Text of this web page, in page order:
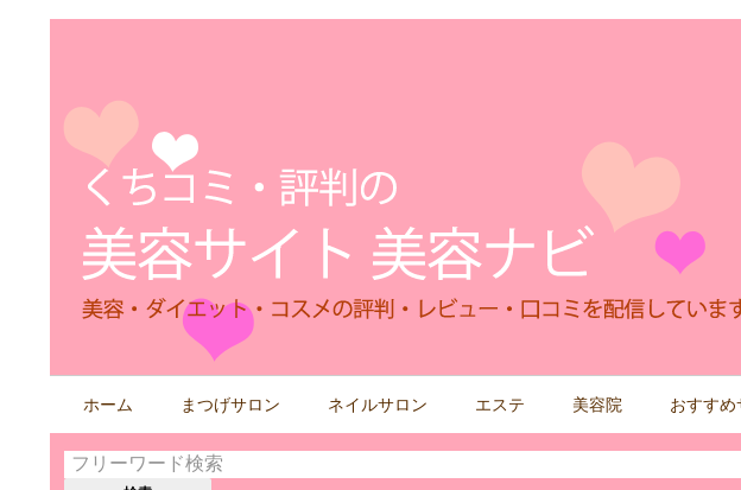
す
る
ホーム まつげサロン ネイルサロン エステ 美容院 おすすめ